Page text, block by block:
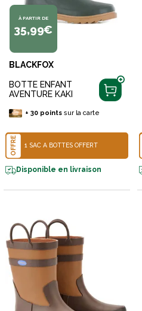
À PARTIR DE
35,99€
BLACKFOX
BOTTE ENFANT
AVENTURE KAKI
+ 30pointssur la carte
OFFRE 1 SAC À BOTTES OFFERT
Disponible en livraison